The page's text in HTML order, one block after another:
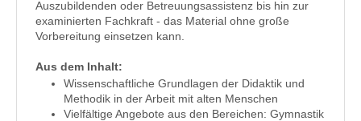
Auszubildenden oder Betreuungsassistenz bis hin zur
examinierten Fachkraft - das Material ohne große
Vorbereitung einsetzen kann.
Aus dem Inhalt:
Wissenschaftliche Grundlagen der Didaktik und
Methodik in der Arbeit mit alten Menschen
Vielfältige Angebote aus den Bereichen: Gymnastik